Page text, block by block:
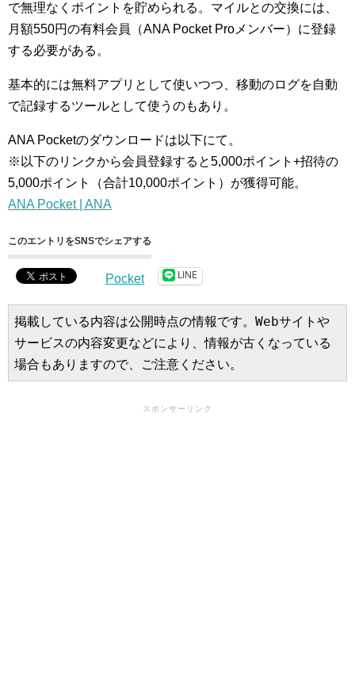
で無理なくポイントを貯められる。マイルとの交換には、
月額550円の有料会員（ANA Pocket Proメンバー）に登録
する必要がある。
基本的には無料アプリとして使いつつ、移動のログを自動
で記録するツールとして使うのもあり。
ANA Pocketのダウンロードは以下にて。
※以下のリンクから会員登録すると5,000ポイント+招待の
5,000ポイント（合計10,000ポイント）が獲得可能。
ANA Pocket | ANA
このエントリをSNSでシェアする
Pocket LINE
掲載している内容は公開時点の情報です。Webサイトや
サービスの内容変更などにより、情報が古くなっている
場合もありますので、ご注意ください。
スポンサーリンク